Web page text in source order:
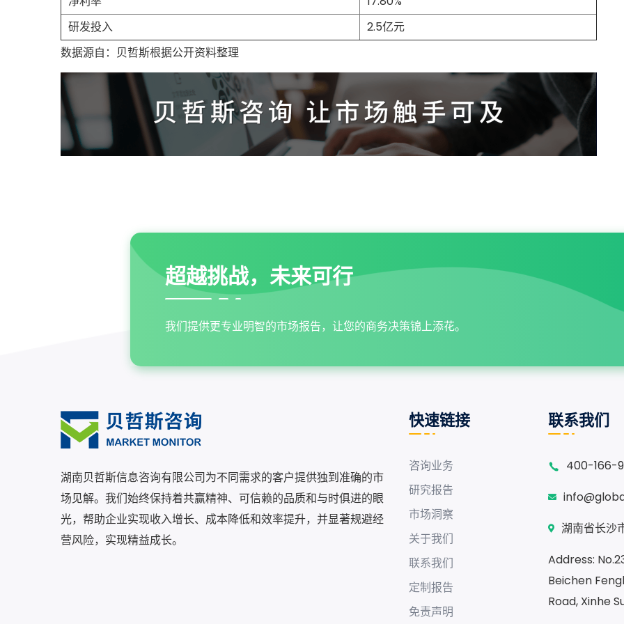
研发投入
2.5亿元
数据源自：贝哲斯根据公开资料整理
超越挑战，未来可行
我们提供更专业明智的市场报告，让您的商务决策锦上添花。
湖南贝哲斯信息咨询有限公司为不同需求的客户提供独到准确的市
场见解。我们始终保持着共赢精神、可信赖的品质和与时俱进的眼
光，帮助企业实现收入增长、成本降低和效率提升，并显著规避经
营风险，实现精益成长。
快速链接
咨询业务
研究报告
市场洞察
关于我们
联系我们
定制报告
免责声明
联系我们
400-166-
湖南省长沙
Address:
Beichen
Road, Xinhe